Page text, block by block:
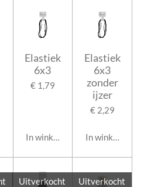
Elastiek
6x3
€ 1,79
In winkelwagen
Elastiek
6x3
zonder
ijzer
€ 2,29
In
Uitverkocht Uitverkocht